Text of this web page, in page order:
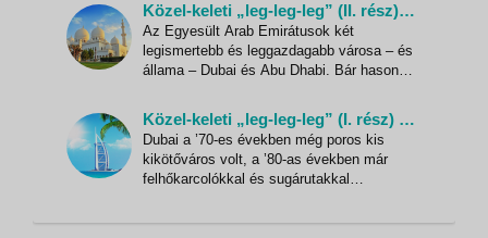
nyártól az eddigieknél több first és
business osztályos repülőjegy foglalható
az Emirates járatár
Közel-keleti „leg-leg-leg” (II. rész) - A főváros, Abu Dhabi
Az Egyesült Arab Emirátusok két
legismertebb és leggazdagabb városa – és
állama – Dubai és Abu Dhabi. Bár hasonló
irányba indult el fejlődésük, és más úton
járnak ma is. Egymással rivalizálnak, de
ezt a sportszerű vetélkedést közös
eredmények is fűszerezik. A cél
Közel-keleti „leg-leg-leg” (I. rész) - Dubai
Dubai a ’70-es években még poros kis
kikötőváros volt, a ’80-as években már
felhőkarcolókkal és sugárutakkal